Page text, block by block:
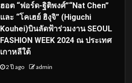
ฮอต “ฟอร์ด-ฐิติพงศ์”“Nat Chen”
และ “โคเฮย์ ฮิงุจิ” (Higuchi
Kouhei)บินลัดฟ้าร่วมงาน SEOUL
FASHION WEEK 2024 ณ ประเทศ
เกาหลีใต้
2 ปี ago admin